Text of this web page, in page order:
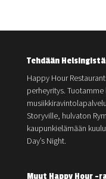
Tehdään
Happy Hour
perheyritys.
Storyville, hulvaton
kaupunkielämään
Day’s Night.
Muut Happy Hour -